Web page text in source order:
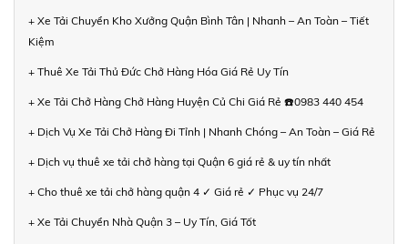
+ Xe Tải Chuyển Kho Xưởng Quận Bình Tân | Nhanh – An Toàn – Tiết
Kiệm
+ Thuê Xe Tải Thủ Đức Chở Hàng Hóa Giá Rẻ Uy Tín
+ Xe Tải Chở Hàng Chở Hàng Huyện Củ Chi Giá Rẻ ☎️0983 440 454
+ Dịch Vụ Xe Tải Chở Hàng Đi Tỉnh | Nhanh Chóng – An Toàn – Giá Rẻ
+ Dịch vụ thuê xe tải chở hàng tại Quận 6 giá rẻ & uy tín nhất
+ Cho thuê xe tải chở hàng quận 4 ✓ Giá rẻ ✓ Phục vụ 24/7
+ Xe Tải Chuyển Nhà Quận 3 – Uy Tín, Giá Tốt